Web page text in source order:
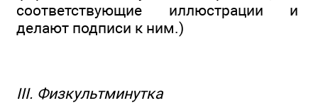
соответствующие иллюстрации и
делают подписи к ним.)
III. Физкультминутка